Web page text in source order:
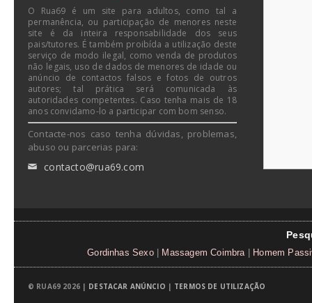
O Rua69 é um site para adultos, como tal a
permanência, ou participação de menores neste
site é da inteira responsabilidade dos seus
pais/tutores. É também proibída a utilização deste
serviço de modo ilegal, como venda de produtos
não legais, uso de dados de menores de idade ou
anúncio de contactos falsos e fotos de outros
autores; tal prática será comunicada às
autoridades competentes. Caso tenha mais de 18
anos convidamo-lo a participar com bom senso.
Contacte-nos caso tenha dúvidas, problemas,
abuso ou parcerias para:
✉ contacto@rua69.com
Gordinhas Sexo Massagem Coimbra Homem
© RUA69 2026 | DESTACAR ANÚNCIO | TERMOS DE UTILIZAÇÃO